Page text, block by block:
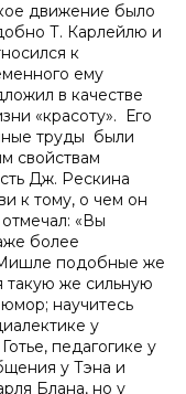
движение было
Т. Карлейлю и
к
ему
в качестве
«красоту». Его
труды были
свойствам
Дж. Рескина
к тому, о чем он
«Вы
более
подобные же
такую же сильную
научитесь
у
педагогике у
у Тэна и
Блана, но у